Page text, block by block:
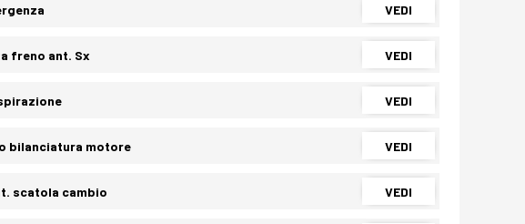
VEDI
freno ant. Sx VEDI
VEDI
bilanciatura motore VEDI
scatola cambio VEDI